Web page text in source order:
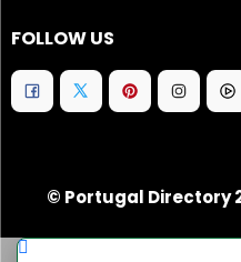
FOLLOW US
© Portugal Directory